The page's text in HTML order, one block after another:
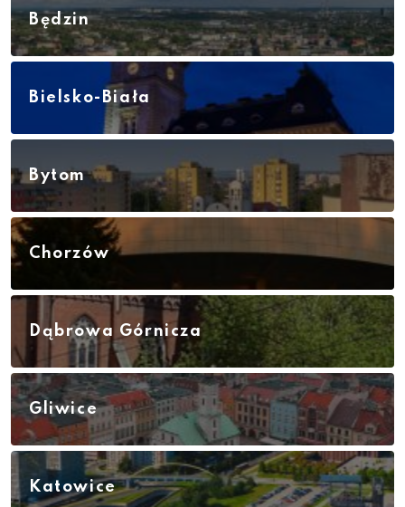
Będzin
Bielsko-Biała
Bytom
Chorzów
Dąbrowa Górnicza
Gliwice
Katowice